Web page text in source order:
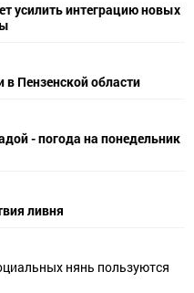
усилить интеграцию новых
Пензенской области
- погода на понедельник
ливня
нянь пользуются